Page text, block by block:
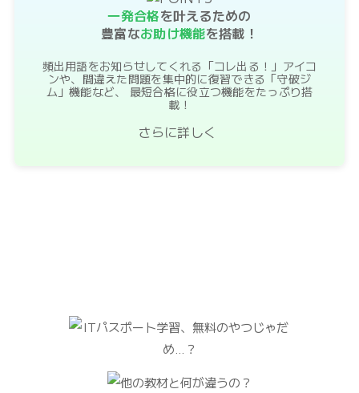
一発合格を叶えるための
豊富なお助け機能を搭載！
頻出用語をお知らせしてくれる「コレ出る！」アイコ
ンや、間違えた問題を集中的に復習できる「守破ジ
ム」機能など、 最短合格に役立つ機能をたっぷり搭
載！
さらに詳しく